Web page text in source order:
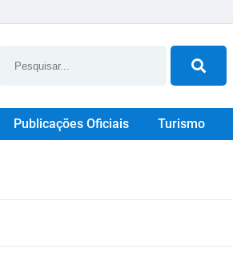
Publicações Oficiais Turismo